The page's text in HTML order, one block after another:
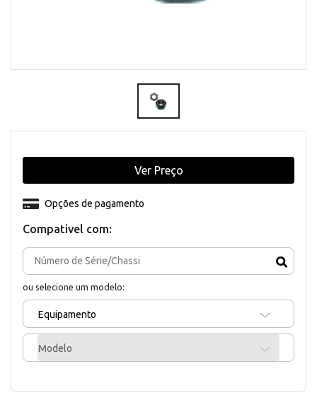
Compativel com:
ou selecione um modelo:
Equipamento
Modelo
Opções de pagamento
Ver Preço